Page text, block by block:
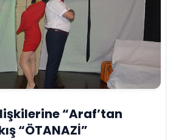
“Araf’tan
“ÖTANAZİ”